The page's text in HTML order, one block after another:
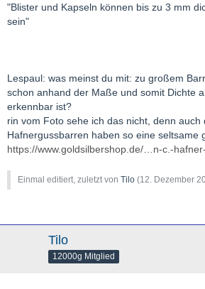
"Blister und Kapseln können bis zu 3 mm
sein"
Lespaul: was meinst du mit: zu großem
schon anhand der Maße und somit Dichte
erkennbar ist?
rin vom Foto sehe ich das nicht, denn auch
Hafnergussbarren haben so eine seltsame
https://www.goldsilbershop.de/…n-c.-
Einmal editiert, zuletzt von Tilo (12. Dezember
Tilo
12000g Mitglied